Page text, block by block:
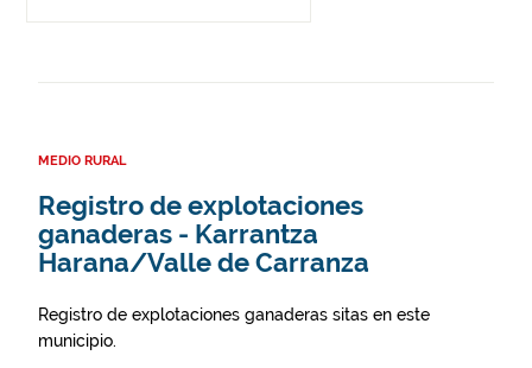
MEDIO RURAL
Registro de explotaciones
ganaderas - Karrantza
Harana/Valle de Carranza
Registro de explotaciones ganaderas sitas en este
municipio.